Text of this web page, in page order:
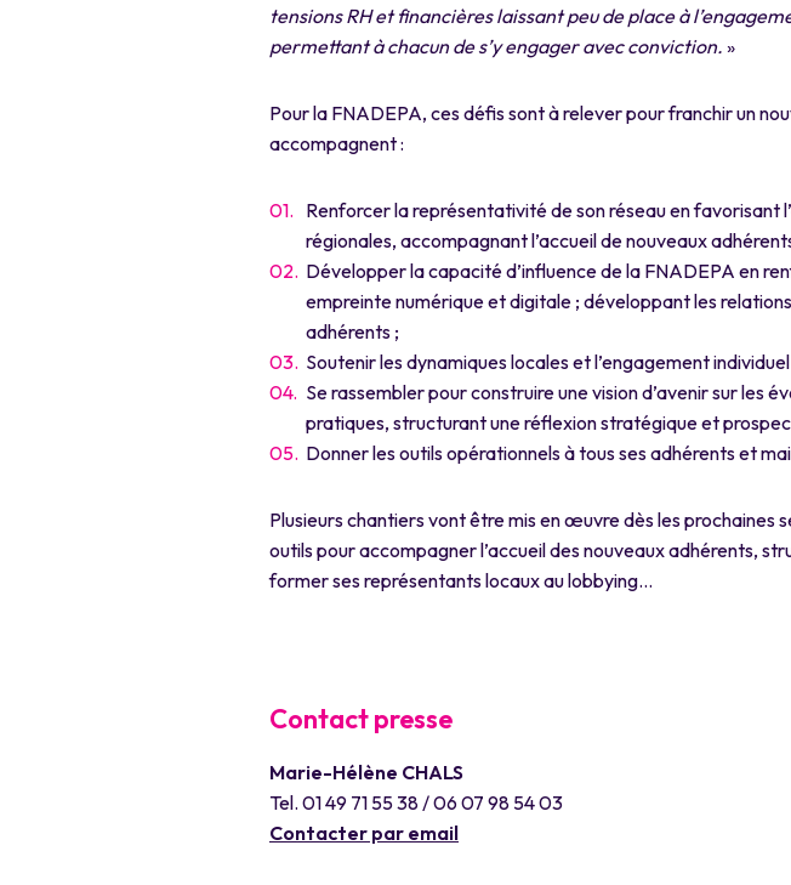
tensions RH et financières laissant peu de place à
permettant à chacun de s’y engager avec conviction. »
Pour la FNADEPA, ces défis sont à relever pour franchir un
accompagnent :
Renforcer la représentativité de son réseau en
régionales, accompagnant l’accueil de nouveaux
Développer la capacité d’influence de la FNADEPA en
empreinte numérique et digitale ; développant les
adhérents ;
Soutenir les dynamiques locales et l’engagement
Se rassembler pour construire une vision d’avenir sur les
pratiques, structurant une réflexion stratégique et
Donner les outils opérationnels à tous ses adhérents et
Plusieurs chantiers vont être mis en œuvre dès les
outils pour accompagner l’accueil des nouveaux adhérents,
former ses représentants locaux au lobbying…
Contact presse
Marie-Hélène CHALS
Tel. 01 49 71 55 38 / 06 07 98 54 03
Contacter par email